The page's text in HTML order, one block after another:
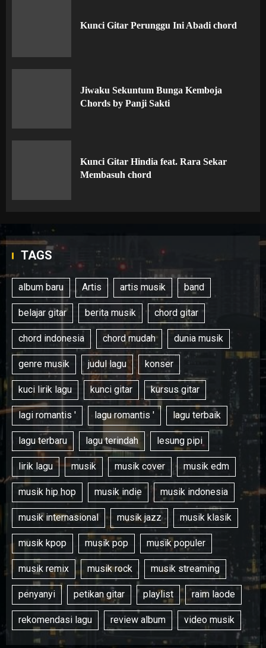
Kunci Gitar Perunggu Ini Abadi chord
Jiwaku Sekuntum Bunga Kemboja
Chords by Panji Sakti
Kunci Gitar Hindia feat. Rara Sekar
Membasuh chord
TAGS
album baru Artis artis musik band
belajar gitar berita musik chord gitar
chord indonesia chord mudah dunia musik
genre musik judul lagu konser
kuci lirik lagu kunci gitar kursus gitar
lagi romantis ' lagu romantis ' lagu terbaik
lagu terbaru lagu terindah lesung pipi
lirik lagu musik musik cover musik edm
musik hip hop musik indie musik indonesia
musik internasional musik jazz musik klasik
musik kpop musik pop musik populer
musik remix musik rock musik streaming
penyanyi petikan gitar playlist raim laode
rekomendasi lagu review album video musik